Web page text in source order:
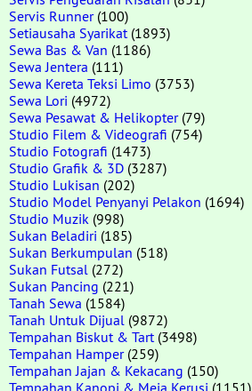
Servis Runner(100)
Setiausaha Syarikat (1893)
Sewa Bas & Van (1186)
Sewa Jentera (111)
Sewa Kereta Teksi Limo (3753)
Sewa Lori (4972)
Sewa Pesawat & Helikopter(79)
Studio Filem & Videografi (754)
Studio Fotografi (1473)
Studio Grafik & 3D (3287)
Studio Lukisan (202)
Studio Model Penyanyi Pelakon (1694)
Studio Muzik (998)
Sukan Beladiri (185)
Sukan Berkumpulan (518)
Sukan Futsal (272)
Sukan Pancing (221)
Tanah Sewa (1584)
Tanah Untuk Dijual (9872)
Tempahan Biskut & Tart (3498)
Tempahan Hamper(259)
Tempahan Jajan & Kekacang (150)
Tempahan Kanopi & Meja Kerusi (1151)